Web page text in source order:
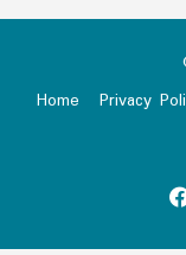
Home
Privacy